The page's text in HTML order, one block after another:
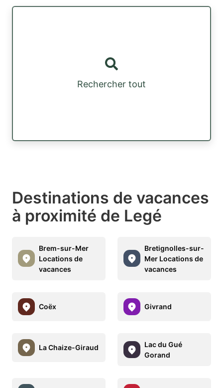
Rechercher tout
Destinations de vacances
à proximité de Legé
Brem-sur-Mer
Locations de
vacances
Bretignolles-sur-
Mer Locations de
vacances
Coëx Givrand
La Chaize-Giraud
Lac du Gué
Gorand